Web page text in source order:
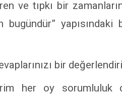
ve tıpkı bir
bugündür”
bir
her oy sorumluluk